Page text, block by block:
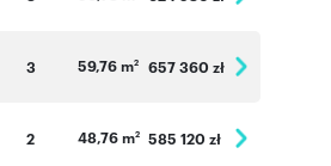
3 59,76 m2 657 360 zł
2 48,76 m2 585 120 zł